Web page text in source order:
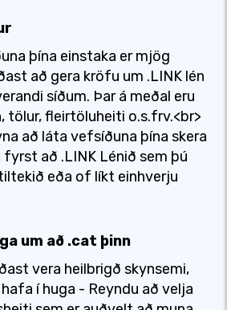
þína einstaka er mjög
að gera kröfu um .LINK lén
síðum. Þar á meðal eru
tölur, fleirtöluheiti o.s.frv.<br>
að láta vefsíðuna þína skera
að .LINK Lénið sem þú
eða of líkt einhverju
um að .cat þinn
vera heilbrigð skynsemi,
í huga - Reyndu að velja